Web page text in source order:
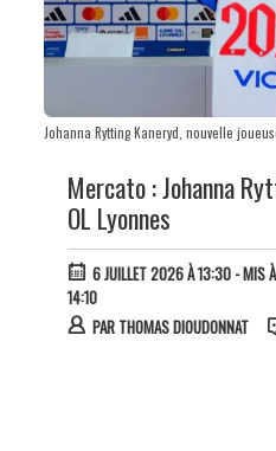
Johanna Rytting Kaneryd, nouvelle
Mercato : Johanna
OL Lyonnes
6 JUILLET 2026 À 13:30- MIS À
14:10
PAR THOMAS DIOUDONNAT